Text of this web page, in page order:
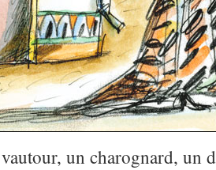
un charognard, un